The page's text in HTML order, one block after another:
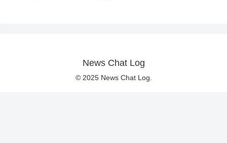
News Chat Log
© 2025 News Chat Log.